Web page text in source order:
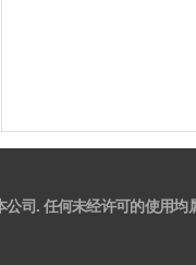
司. 任何未经许可的使用均